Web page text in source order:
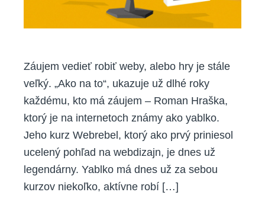
Záujem vedieť robiť weby, alebo hry je stále
veľký. „Ako na to“, ukazuje už dlhé roky
každému, kto má záujem – Roman Hraška,
ktorý je na internetoch známy ako yablko.
Jeho kurz Webrebel, ktorý ako prvý priniesol
ucelený pohľad na webdizajn, je dnes už
legendárny. Yablko má dnes už za sebou
kurzov niekoľko, aktívne robí […]